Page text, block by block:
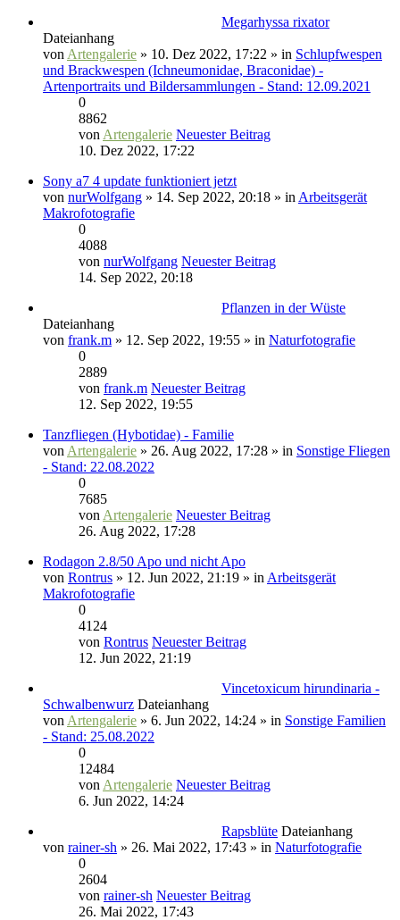
Megarhyssa rixator
Dateianhang
von Artengalerie » 10. Dez 2022, 17:22 » in Schlupfwespen
und Brackwespen (Ichneumonidae, Braconidae) -
Artenportraits und Bildersammlungen - Stand: 12.09.2021
0
8862
von Artengalerie Neuester Beitrag
10. Dez 2022, 17:22
Sony a7 4 update funktioniert jetzt
von nurWolfgang » 14. Sep 2022, 20:18 » in Arbeitsgerät
Makrofotografie
0
4088
von nurWolfgang Neuester Beitrag
14. Sep 2022, 20:18
Pflanzen in der Wüste
Dateianhang
von frank.m » 12. Sep 2022, 19:55 » in Naturfotografie
0
2889
von frank.m Neuester Beitrag
12. Sep 2022, 19:55
Tanzfliegen (Hybotidae) - Familie
von Artengalerie » 26. Aug 2022, 17:28 » in Sonstige Fliegen
- Stand: 22.08.2022
0
7685
von Artengalerie Neuester Beitrag
26. Aug 2022, 17:28
Rodagon 2.8/50 Apo und nicht Apo
von Rontrus » 12. Jun 2022, 21:19 » in Arbeitsgerät
Makrofotografie
0
4124
von Rontrus Neuester Beitrag
12. Jun 2022, 21:19
Vincetoxicum hirundinaria -
Schwalbenwurz Dateianhang
von Artengalerie » 6. Jun 2022, 14:24 » in Sonstige Familien
- Stand: 25.08.2022
0
12484
von Artengalerie Neuester Beitrag
6. Jun 2022, 14:24
Rapsblüte Dateianhang
von rainer-sh » 26. Mai 2022, 17:43 » in Naturfotografie
0
2604
von rainer-sh Neuester Beitrag
26. Mai 2022, 17:43